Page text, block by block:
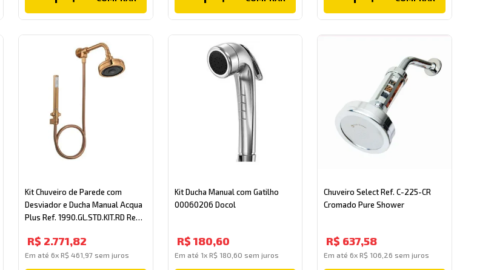
Kit Chuveiro de Parede com
Desviador e Ducha Manual Acqua
Plus Ref. 1990.GL.STD.KIT.RD Red
R$ 2.771,82
Em até6xR$ 461 97 sem juros
Kit Ducha Manual com Gatilho
00060206 Docol
R$ 180,60
Em até 1x R$ 180 60 sem juros
Chuveiro Select Ref. C-225-CR
Cromado Pure Shower
R$ 637,58
Em até6xR$ 106 26 sem juros